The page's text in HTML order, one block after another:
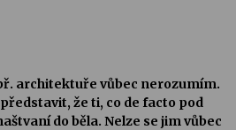
architektuře vůbec nerozumím.
že ti, co de facto pod
do běla. Nelze se jim vůbec